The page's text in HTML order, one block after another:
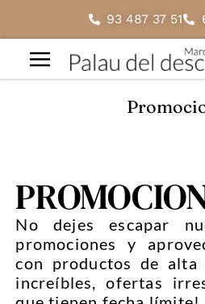
93 487 37 51
No dejes escapar
promociones y
con productos de alta
increíbles, ofertas